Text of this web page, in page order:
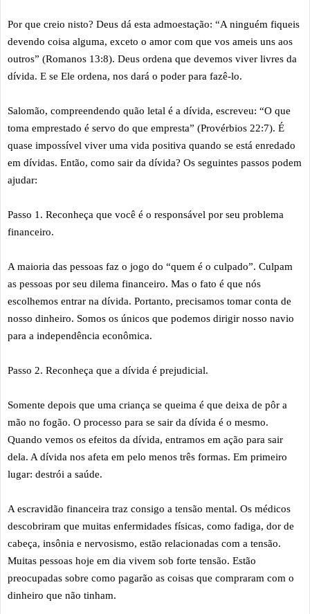
Por que creio nisto? Deus dá esta admoestação: “A ninguém fiqueis
devendo coisa alguma, exceto o amor com que vos ameis uns aos
outros” (Romanos 13:8). Deus ordena que devemos viver livres da
dívida. E se Ele ordena, nos dará o poder para fazê-lo.
Salomão, compreendendo quão letal é a dívida, escreveu: “O que
toma emprestado é servo do que empresta” (Provérbios 22:7). É
quase impossível viver uma vida positiva quando se está enredado
em dívidas. Então, como sair da dívida? Os seguintes passos podem
ajudar:
Passo 1. Reconheça que você é o responsável por seu problema
financeiro.
A maioria das pessoas faz o jogo do “quem é o culpado”. Culpam
as pessoas por seu dilema financeiro. Mas o fato é que nós
escolhemos entrar na dívida. Portanto, precisamos tomar conta de
nosso dinheiro. Somos os únicos que podemos dirigir nosso navio
para a independência econômica.
Passo 2. Reconheça que a dívida é prejudicial.
Somente depois que uma criança se queima é que deixa de pôr a
mão no fogão. O processo para se sair da dívida é o mesmo.
Quando vemos os efeitos da dívida, entramos em ação para sair
dela. A dívida nos afeta em pelo menos três formas. Em primeiro
lugar: destrói a saúde.
A escravidão financeira traz consigo a tensão mental. Os médicos
descobriram que muitas enfermidades físicas, como fadiga, dor de
cabeça, insônia e nervosismo, estão relacionadas com a tensão.
Muitas pessoas hoje em dia vivem sob forte tensão. Estão
preocupadas sobre como pagarão as coisas que compraram com o
dinheiro que não tinham.